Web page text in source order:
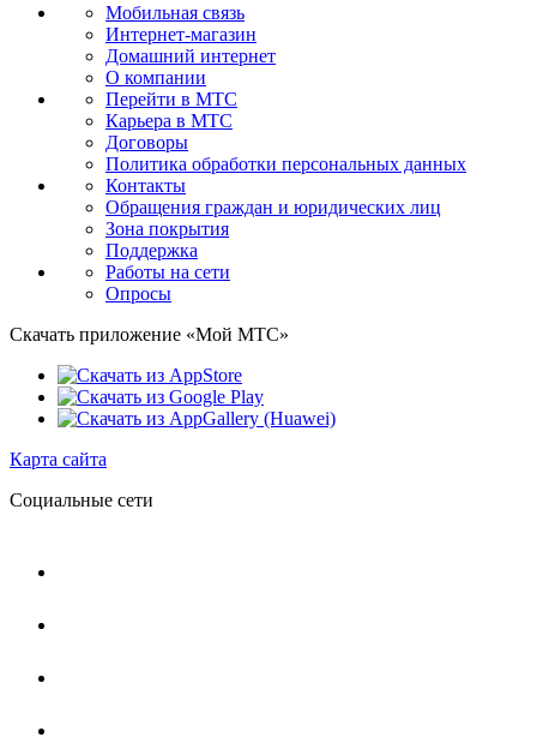
Мобильная связь
Интернет-магазин
Домашний интернет
О компании
Перейти в МТС
Карьера в МТС
Договоры
Политика обработки персональных данных
Контакты
Обращения граждан и юридических лиц
Зона покрытия
Поддержка
Работы на сети
Опросы
Скачать приложение «Мой МТС»
Карта сайта
Социальные сети